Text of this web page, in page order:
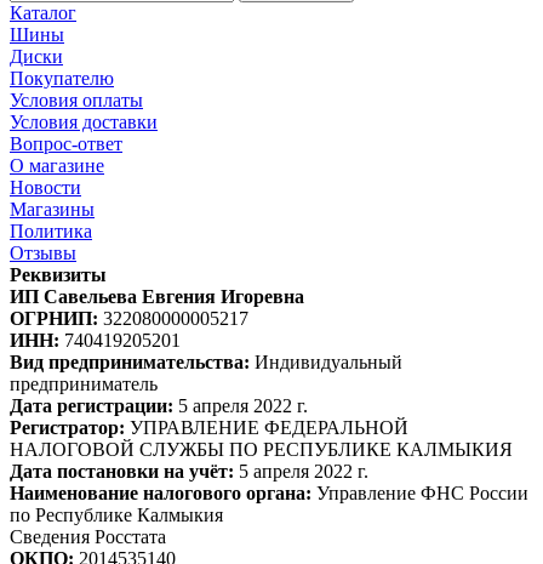
Каталог
Шины
Диски
Покупателю
Условия оплаты
Условия доставки
Вопрос-ответ
О магазине
Новости
Магазины
Политика
Отзывы
Реквизиты
ИП Савельева Евгения Игоревна
ОГРНИП: 322080000005217
ИНН: 740419205201
Вид предпринимательства: Индивидуальный
предприниматель
Дата регистрации: 5 апреля 2022 г.
Регистратор: УПРАВЛЕНИЕ ФЕДЕРАЛЬНОЙ
НАЛОГОВОЙ СЛУЖБЫ ПО РЕСПУБЛИКЕ КАЛМЫКИЯ
Дата постановки на учёт: 5 апреля 2022 г.
Наименование налогового органа: Управление ФНС России
по Республике Калмыкия
Сведения Росстата
ОКПО: 2014535140